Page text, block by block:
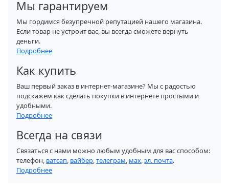
Мы гарантируем
Мы гордимся безупречной репутацией нашего магазина.
Если товар не устроит вас, вы всегда сможете вернуть
деньги.
Подробнее
Как купить
Ваш первый заказ в интернет-магазине? Мы с радостью
подскажем как сделать покупки в интернете простыми и
удобными.
Подробнее
Всегда на связи
Связаться с нами можно любым удобным для вас способом:
телефон, ватсап, вайбер,телеграм, мах,эл. почта.
Подробнее